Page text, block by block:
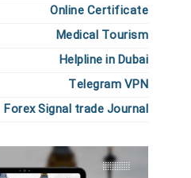
Online Certificate
Medical Tourism
Helpline in Dubai
Telegram VPN
Forex Signal trade Journal